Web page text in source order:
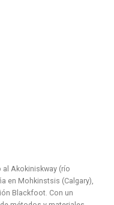
al Akokiniskway (río
en Mohkinstsis (Calgary),
Blackfoot. Con un